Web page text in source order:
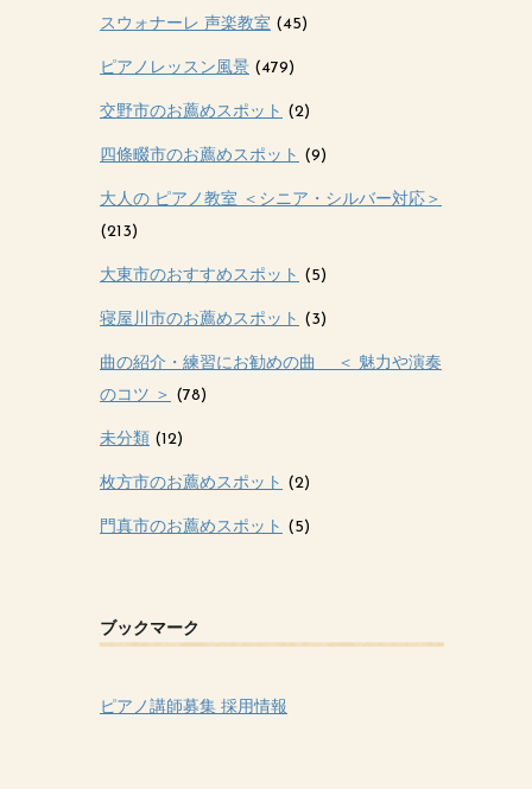
スウォナーレ 声楽教室 (45)
ピアノレッスン風景 (479)
交野市のお薦めスポット (2)
四條畷市のお薦めスポット (9)
大人の ピアノ教室 ＜シニア・シルバー対応＞
(213)
大東市のおすすめスポット (5)
寝屋川市のお薦めスポット (3)
曲の紹介・練習にお勧めの曲 ＜ 魅力や演奏
のコツ ＞ (78)
未分類 (12)
枚方市のお薦めスポット (2)
門真市のお薦めスポット (5)
ブックマーク
ピアノ講師募集 採用情報